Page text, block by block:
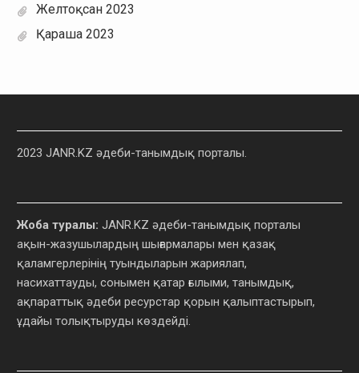
Желтоқсан 2023
Қараша 2023
2023 JANR.KZ әдеби-танымдық порталы.
Жоба туралы: JANR.KZ әдеби-танымдық порталы
ақын-жазушылардың шығармалары мен қазақ
қаламгерлерінің туындыларын жариялап,
насихаттауды, сонымен қатар ғылыми, танымдық,
ақпараттық әдеби ресурстар қорын қалыптастырып,
ұдайы толықтыруды көздейді.